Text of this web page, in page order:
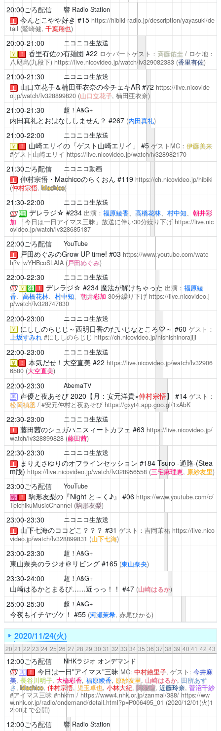
20:00ごろ配信 響 Radio Station
！ 今んとこやや好き #15 https://hibiki-radio.jp/description/yayasuki/de
tail (鷲崎健, 千葉翔也)
20:00-21:00 ニコニコ生放送
￥ ！ 香里有佐の有麺団 #22 ロケパートゲスト： 斉藤佑圭/ ロケ地：
八咫烏(九段下) https://live.nicovideo.jp/watch/lv329082383 (香里有佐)
21:00-21:30 ニコニコ生放送
！ 山口立花子＆楠田亜衣奈の今チェキAR#72 https://live.nicovide
o.jp/watch/lv328899820 (山口立花子, 楠田亜衣奈)
21:00-21:30 超！A&G+
内田真礼とおはなししません？ #267 (内田真礼)
21:00-22:00 ニコニコ生放送
￥ ！ 山崎エリイの「ゲスト山崎エリイ」 #5 ゲストMC： 伊藤美来
#ゲスト山崎エリイ https://live.nicovideo.jp/watch/lv328982170
21:30ごろ配信 ニコニコ動画
！ 仲村宗悟・Machicoのらくおん #119 https://ch.nicovideo.jp/hibiki
(仲村宗悟, Machico)
21:30-22:00 ニコニコ生放送
注 デレラジ☆ #234 出演： 福原綾香、 高橋花林、 村中知、 朝井彩
加
「今日は一日アイマス三昧」放送に伴い30分繰り下げ https://live.nic
ovideo.jp/watch/lv328685187
22:00ごろ配信 YouTube
！ 戸田めぐみのGrow UP time! #03 https://www.youtube.com/watc
h?v=wYHBcoSLAIA (戸田めぐみ)
22:00-22:30 ニコニコ生放送
￥ 注 ！ デレラジ☆ #234 魔法が解けちゃった 出演： 福原綾
香、 高橋花林、 村中知、 朝井彩加 30分繰り下げ https://live.nicovideo.j
p/watch/lv328747830
22:00-23:00 ニコニコ生放送
￥ にししのらじじ～西明日香のだいじなところ♡～ #60 ゲスト：
上坂すみれ#にししのらじじ https://ch.nicovideo.jp/nishishinorajiji
22:00-23:00 ニコニコ生放送
￥ ！ 本気だせ！大空直美 #22 https://live.nicovideo.jp/watch/lv32906
6580 (大空直美)
22:00-23:30 AbemaTV
再 声優と夜あそび2020【月：安元洋貴×仲村宗悟】 #14 ゲスト：
松岡禎丞/ #安元仲村と夜あそび https://gxyt4.app.goo.gl/1xAbK
22:30-23:00 ニコニコ生放送
！ 藤田茜のシュガハニスィートカフェ #63 https://live.nicovideo.jp/
watch/lv328899828 (藤田茜)
22:30-23:30 ニコニコ生放送
！ まりえさゆりのオフラインセッション #184 Tsuro -通路-(Stea
m版) https://live.nicovideo.jp/watch/lv328956558 (三宅麻理恵, 原紗友里)
23:00ごろ配信 YouTube
終 ！ 駒形友梨の『Night と～く♪』 #06 https://www.youtube.com/c/
TeichikuMusicChannel (駒形友梨)
23:00-23:30 ニコニコ生放送
！ 山下七海のココどこ？？？ #31 ゲスト：吉岡茉祐 https://live.nico
video.jp/watch/lv328899831 (山下七海)
23:00-23:30 超！A&G+
東山奈央のラジオ＠リビング#165 (東山奈央)
23:30-24:00 超！A&G+
山崎はるかとまるぴ……近っっ！！ #47 (山崎はるか)
25:00-25:30 超！A&G+
今夜もイチヤヅケ！ #55 (河瀬茉希, 赤尾ひかる)
2020/11/24(火)
20 21 22 23 24 25 26 27 28 29 30 31 32 33 34 35 36 37 38 39 40 41 42 43
12:00ごろ配信 NHKラジオ オンデマンド
再 ！ 今日は一日"アイマス"三昧 MC: 中村繪里子, ゲスト: 今井麻
美, 長谷川明子, 大橋彩香, 福原綾香, 原紗友里, 山崎はるか, 田所あず
さ, Machico, 仲村宗悟, 児玉卓也, 小林大紀,関根瞳, 近藤玲奈, 菅沼千紗
#アイマス三昧 #nhkfm / https://www4.nhk.or.jp/zanmai/388/ https://ww
w.nhk.or.jp/radio/ondemand/detail.html?p=P006495_01 (2020/12/01(火)1
2:00まで公開)
12:00ごろ配信 響 Radio Station